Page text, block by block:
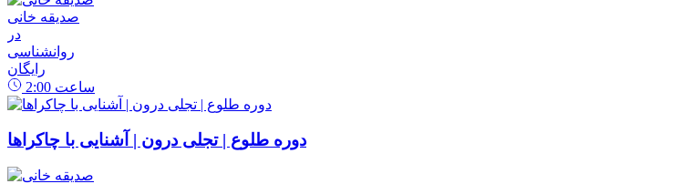
صدیقه خانی
در
روانشناسی
رایگان
2:00 ساعت
دوره طلوع | تجلی درون | آشنایی با چاکراها